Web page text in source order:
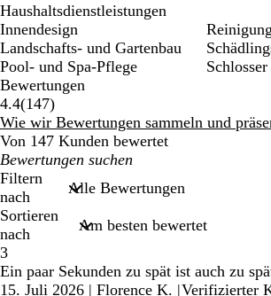
Haushaltsdienstleistungen
Innendesign
Landschafts- und Gartenbau
Pool- und Spa-Pflege
Schlosser
Bewertungen
4.4(147147
Bewertungen
)
Wie wir Bewertungen sammeln und
Von 147 Kunden bewertet
Meine
Sucheingaben
Filtern
nach
Sortieren
nach
3
Ein paar Sekunden zu spät ist auch zu
15. Juli 2026 | Florence K. |Verifizierter